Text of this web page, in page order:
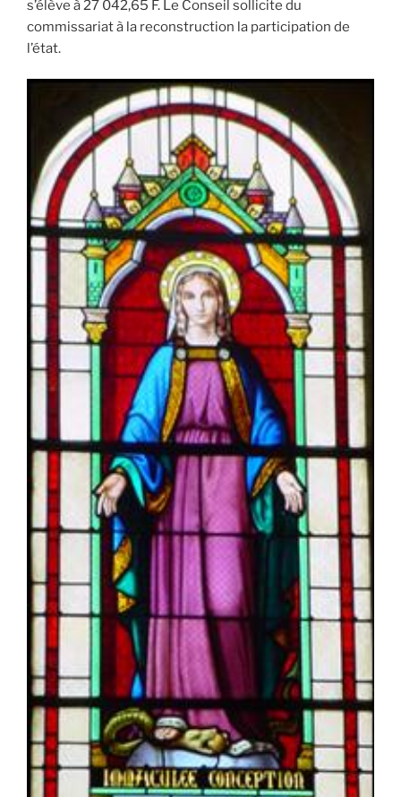
s’élève à 27 042,65 F. Le Conseil sollicite du
commissariat à la reconstruction la participation de
l’état.